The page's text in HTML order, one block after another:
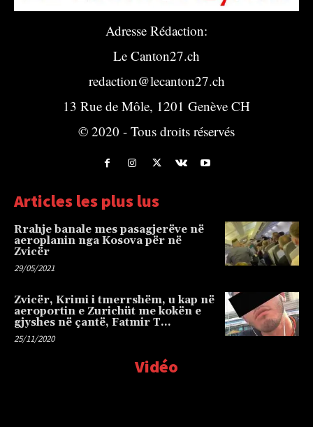
Adresse Rédaction:
Le Canton27.ch
redaction@lecanton27.ch
13 Rue de Môle, 1201 Genève CH
© 2020 - Tous droits réservés
Articles les plus lus
Rrahje banale mes pasagjerëve në
aeroplanin nga Kosova për në
Zvicër
29/05/2021
Zvicër, Krimi i tmerrshëm, u kap në
aeroportin e Zurichüt me kokën e
gjyshes në çantë, Fatmir T…
25/11/2020
Vidéo